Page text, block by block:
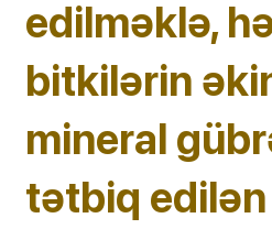
edilməklə,
bitkilərin
mineral
tətbiq